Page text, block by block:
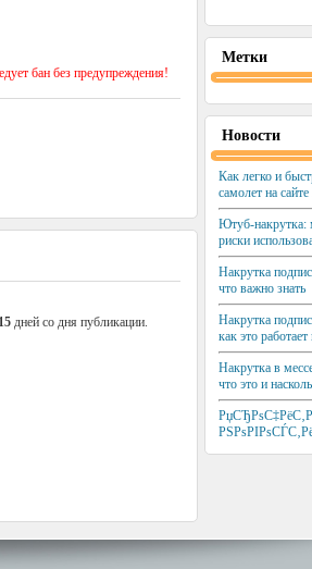
бан без предупреждения!
15дней со дня публикации.
Метки
Новости
Как легко и
самолет на
Ютуб-накрутка:
риски
Накрутка
что важно знать
Накрутка
как это
Накрутка в
что это и